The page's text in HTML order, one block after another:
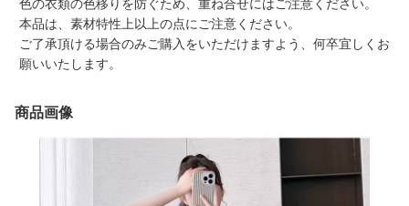
ご了承頂ける場合のみご購入をいただけますよう、何卒宜しくお
願いいたします。